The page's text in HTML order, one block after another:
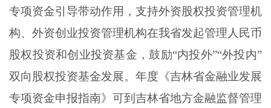
专项资金引导带动作用，支持外资股权投资管理机
构、外资创业投资管理机构在我省发起管理人民币
股权投资和创业投资基金，鼓励“内投外”“外投内”
双向股权投资基金发展。年度《吉林省金融业发展
专项资金申报指南》可到吉林省地方金融监督管理